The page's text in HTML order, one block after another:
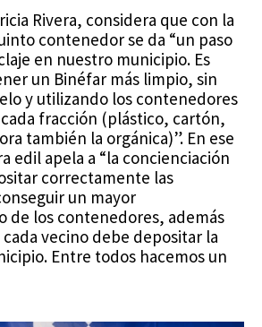
Rivera, considera que con la
contenedor se da “un paso
en nuestro municipio. Es
un Binéfar más limpio, sin
y utilizando los contenedores
fracción (plástico, cartón,
también la orgánica)”. En ese
edil apela a “la concienciación
correctamente las
un mayor
de los contenedores, además
vecino debe depositar la
Entre todos hacemos un